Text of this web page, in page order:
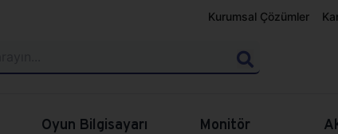
Kurumsal Çözümler
Oyun Bilgisayarı Monitör